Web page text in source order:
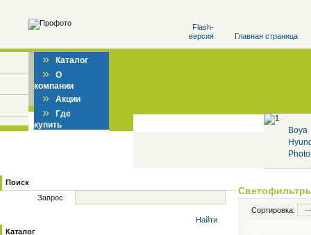
Flash-
версия
Главная страница
» Каталог
» О
компании
» Акции
» Где
купить
Boya
Поиск
Запрос
Найти
Каталог
Сортировка: